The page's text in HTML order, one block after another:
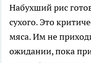
Набухший рис
сухого. Это
мяса. Им не
ожидании, пока